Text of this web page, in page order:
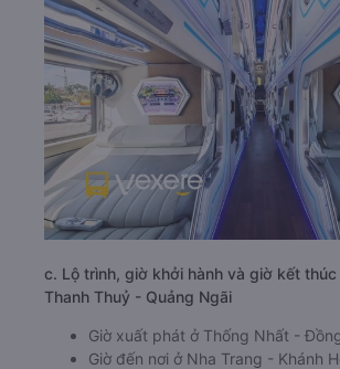
c. Lộ trình, giờ khởi hành và giờ kết
Thanh Thuỷ - Quảng Ngãi
Giờ xuất phát ở Thống Nhất -
Giờ đến nơi ở Nha Trang - Khánh